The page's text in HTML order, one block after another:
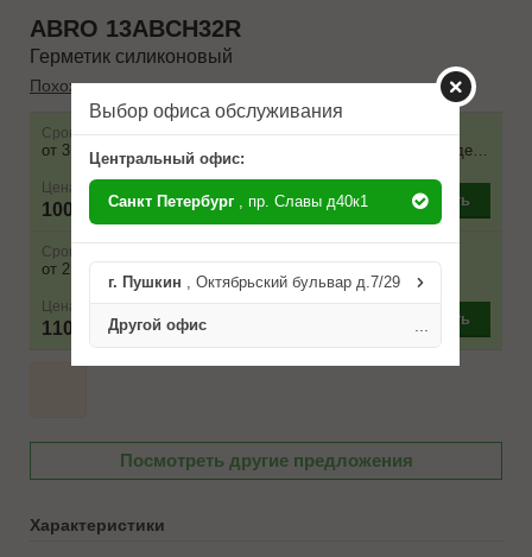
ABRO 13ABCH32R
Герметик силиконовый
Похожие товары
Срок
от 3 до 4 дней 600 шт.
Цена
100 ₽ – + Купить
Срок
от 2 до 3 дней
Цена
110 ₽ Купить
Посмотреть другие предложения
Характеристики
Выбор офиса обслуживания
Центральный офис:
Санкт Петербург , пр. Славы д40к1
г. Пушкин , Октябрьский бульвар д.7/29
Другой офис